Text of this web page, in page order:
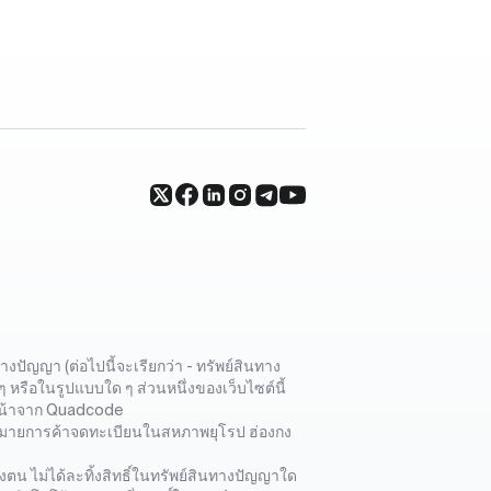
ปัญญา (ต่อไปนี้จะเรียกว่า - ทรัพย์สินทาง
หรือในรูปแบบใด ๆ ส่วนหนึ่งของเว็บไซต์นี้
าจาก Quadcode
ายการค้าจดทะเบียนในสหภาพยุโรป ฮ่องกง
ตน ไม่ได้ละทิ้งสิทธิ์ในทรัพย์สินทางปัญญาใด